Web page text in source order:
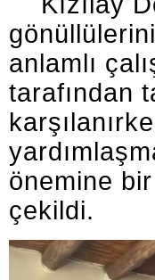
anlamlı
tarafından
önemine
çekildi.